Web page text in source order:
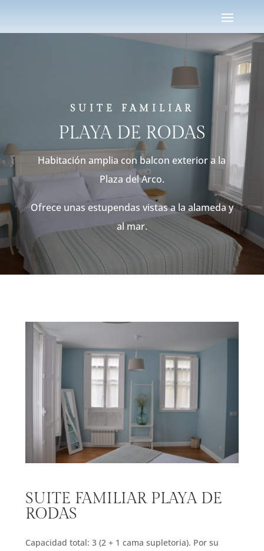
SUITE FAMILIAR
PLAYA DE RODAS
Habitación amplia con balcon exterior a la
Plaza del Arco.
Ofrece unas estupendas vistas a la alameda y
al mar.
SUITE FAMILIAR PLAYA DE
RODAS
Capacidad total: 3 (2 + 1 cama supletoria). Por su